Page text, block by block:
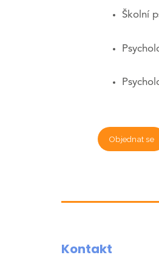
Školní
Objednat se
Kontakt